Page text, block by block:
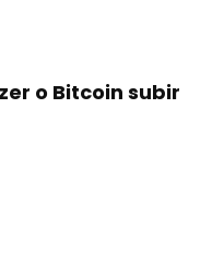
o Bitcoin subir